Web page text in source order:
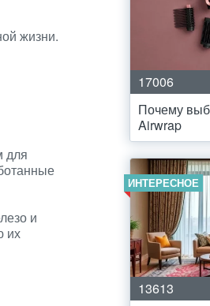
жизни.
для
и
их
17006
Почему
Airwrap
ИНТЕРЕСНОЕ
13613